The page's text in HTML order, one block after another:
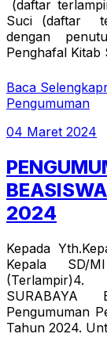
(daftar
Suci (daftar
dengan
Penghafal Kitab
Baca
Pengumuman
04 Maret 2024
2024
Kepada
Kepala SD/
Pengumuman
Tahun 2024.